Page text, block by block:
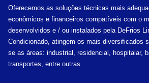
Oferecemos as soluções técnicas mais
econômicos e financeiros compatíveis com o
desenvolvidos e / ou instalados pela DeFrios
Condicionado, atingem os mais diversificados
se as áreas: industrial, residencial, hospitalar,
transportes, entre outras.